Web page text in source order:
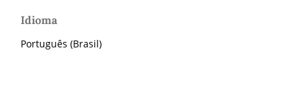
Idioma
Português (Brasil)